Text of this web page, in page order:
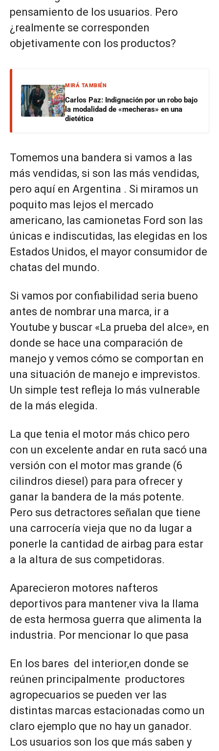
pensamiento de los usuarios. Pero
¿realmente se corresponden
objetivamente con los productos?
MIRÁ TAMBIÉN
Carlos Paz: Indignación por un robo bajo
la modalidad de «mecheras» en una
dietética
Tomemos una bandera si vamos a las
más vendidas, si son las más vendidas,
pero aquí en Argentina . Si miramos un
poquito mas lejos el mercado
americano, las camionetas Ford son las
únicas e indiscutidas, las elegidas en los
Estados Unidos, el mayor consumidor de
chatas del mundo.
Si vamos por confiabilidad seria bueno
antes de nombrar una marca, ir a
Youtube y buscar «La prueba del alce», en
donde se hace una comparación de
manejo y vemos cómo se comportan en
una situación de manejo e imprevistos.
Un simple test refleja lo más vulnerable
de la más elegida.
La que tenia el motor más chico pero
con un excelente andar en ruta sacó una
versión con el motor mas grande (6
cilindros diesel) para para ofrecer y
ganar la bandera de la más potente.
Pero sus detractores señalan que tiene
una carrocería vieja que no da lugar a
ponerle la cantidad de airbag para estar
a la altura de sus competidoras.
Aparecieron motores nafteros
deportivos para mantener viva la llama
de esta hermosa guerra que alimenta la
industria. Por mencionar lo que pasa
En los bares del interior,en donde se
reúnen principalmente productores
agropecuarios se pueden ver las
distintas marcas estacionadas como un
claro ejemplo que no hay un ganador.
Los usuarios son los que más saben y